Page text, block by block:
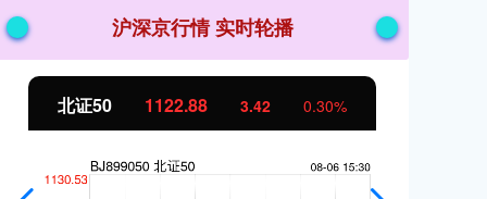
沪深京行情 实时轮播
北证50 1122.88 3.42 0.30%